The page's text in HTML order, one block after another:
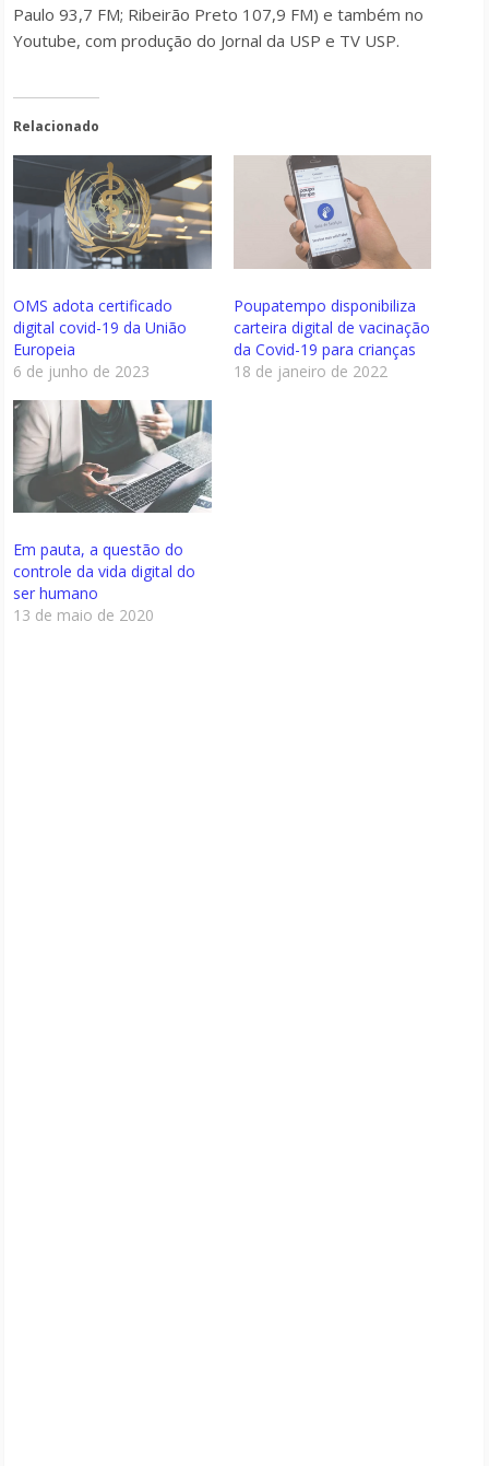
Paulo 93,7 FM; Ribeirão Preto 107,9 FM) e também no
Youtube, com produção do Jornal da USP e TV USP.
Relacionado
OMS adota certificado
digital covid-19 da União
Europeia
6 de junho de 2023
Poupatempo disponibiliza
carteira digital de vacinação
da Covid-19 para crianças
18 de janeiro de 2022
Em pauta, a questão do
controle da vida digital do
ser humano
13 de maio de 2020